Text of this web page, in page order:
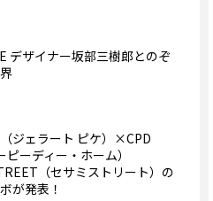
デザイナー坂部三樹郎とのぞ
ジェラート ピケ）×CPD
ピーディー・ホーム）
（セサミストリート）の
が発表！